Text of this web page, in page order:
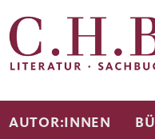
AUTOR:INNEN